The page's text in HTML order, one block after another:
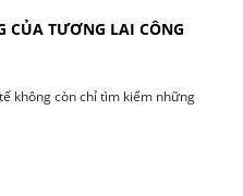
CỦA TƯƠNG LAI CÔNG
không còn chỉ tìm kiếm những